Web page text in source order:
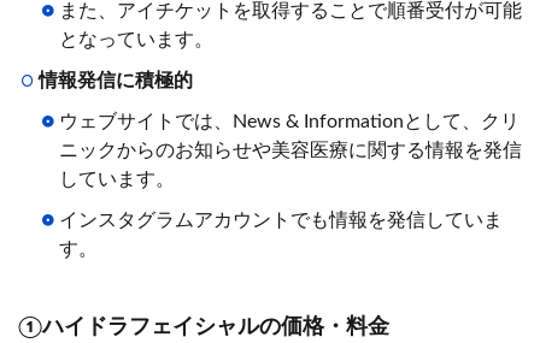
また、アイチケットを取得することで順番受付が可能
となっています。
情報発信に積極的
ウェブサイトでは、News & Informationとして、クリ
ニックからのお知らせや美容医療に関する情報を発信
しています。
インスタグラムアカウントでも情報を発信していま
す。
①ハイドラフェイシャルの価格・料金